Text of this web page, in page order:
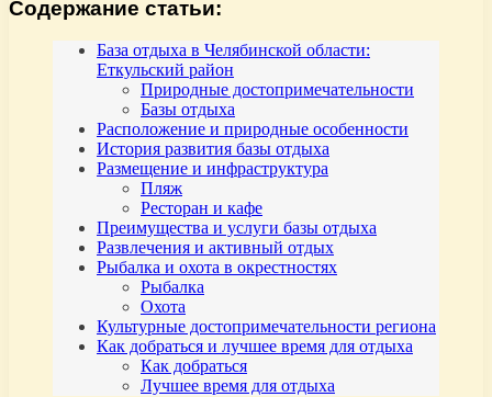
Содержание статьи:
База отдыха в Челябинской области:
Еткульский район
Природные достопримечательности
Базы отдыха
Расположение и природные особенности
История развития базы отдыха
Размещение и инфраструктура
Пляж
Ресторан и кафе
Преимущества и услуги базы отдыха
Развлечения и активный отдых
Рыбалка и охота в окрестностях
Рыбалка
Охота
Культурные достопримечательности региона
Как добраться и лучшее время для отдыха
Как добраться
Лучшее время для отдыха